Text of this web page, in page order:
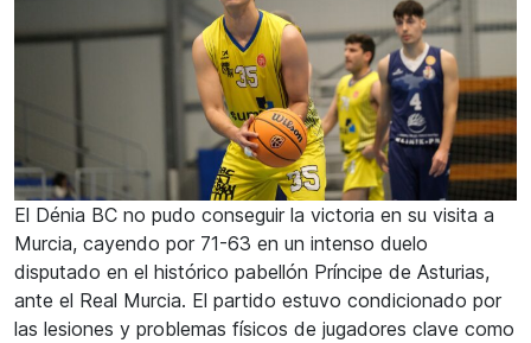
El Dénia BC no pudo conseguir la victoria en su visita a
Murcia, cayendo por 71-63 en un intenso duelo
disputado en el histórico pabellón Príncipe de Asturias,
ante el Real Murcia. El partido estuvo condicionado por
las lesiones y problemas físicos de jugadores clave como